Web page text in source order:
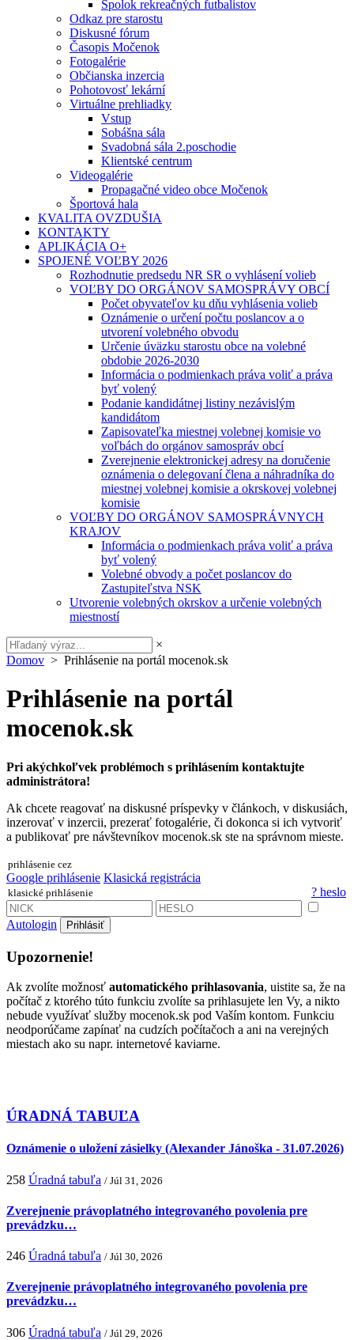
Spolok rekreačných futbalistov
Odkaz pre starostu
Diskusné fórum
Časopis Močenok
Fotogalérie
Občianska inzercia
Pohotovosť lekární
Virtuálne prehliadky
Vstup
Sobášna sála
Svadobná sála 2.poschodie
Klientské centrum
Videogalérie
Propagačné video obce Močenok
Športová hala
KVALITA OVZDUŠIA
KONTAKTY
APLIKÁCIA O+
SPOJENÉ VOĽBY 2026
Rozhodnutie predsedu NR SR o vyhlásení volieb
VOĽBY DO ORGÁNOV SAMOSPRÁVY OBCÍ
Počet obyvateľov ku dňu vyhlásenia volieb
Oznámenie o určení počtu poslancov a o
utvorení volebného obvodu
Určenie úväzku starostu obce na volebné
obdobie 2026-2030
Informácia o podmienkach práva voliť a práva
byť volený
Podanie kandidátnej listiny nezávislým
kandidátom
Zapisovateľka miestnej volebnej komisie vo
voľbách do orgánov samospráv obcí
Zverejnenie elektronickej adresy na doručenie
oznámenia o delegovaní člena a náhradníka do
miestnej volebnej komisie a okrskovej volebnej
komisie
VOĽBY DO ORGÁNOV SAMOSPRÁVNYCH
KRAJOV
Informácia o podmienkach práva voliť a práva
byť volený
Volebné obvody a počet poslancov do
Zastupiteľstva NSK
Utvorenie volebných okrskov a určenie volebných
miestností
×
Domov > Prihlásenie na portál mocenok.sk
Prihlásenie na portál
mocenok.sk
Pri akýchkoľvek problémoch s prihlásením kontaktujte
administrátora!
Ak chcete reagovať na diskusné príspevky v článkoch, v diskusiách,
inzerovať v inzercii, prezerať fotogalérie, či dokonca si ich vytvoriť
a publikovať pre návštevníkov mocenok.sk ste na správnom mieste.
prihlásenie cez
Google prihlásenie Klasická registrácia
klasické prihlásenie ? heslo
Autologin Prihlásiť
Upozornenie!
Ak zvolíte možnosť automatického prihlasovania, uistite sa, že na
počítač z ktorého túto funkciu zvolíte sa prihlasujete len Vy, a nikto
nebude využívať služby mocenok.sk pod Vaším kontom. Funkciu
neodporúčame zapínať na cudzích počítačoch a ani na verejných
miestach ako su napr. internetové kaviarne.
ÚRADNÁ TABUĽA
Oznámenie o uložení zásielky (Alexander Jánoška - 31.07.2026)
258 Úradná tabuľa / Júl 31, 2026
Zverejnenie právoplatného integrovaného povolenia pre
prevádzku…
246 Úradná tabuľa / Júl 30, 2026
Zverejnenie právoplatného integrovaného povolenia pre
prevádzku…
306 Úradná tabuľa / Júl 29, 2026